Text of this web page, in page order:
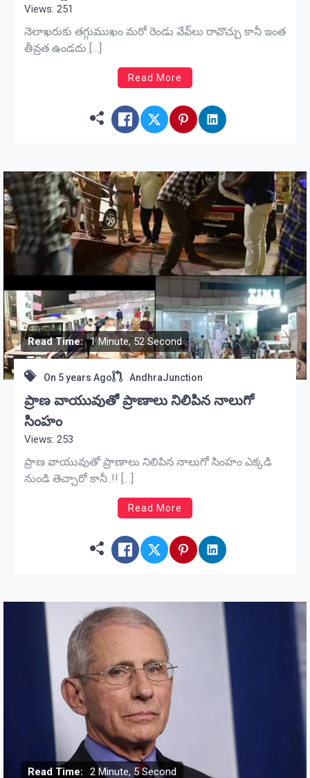
Views: 251
నెలాఖరుకు తగ్గుముఖం మరో రెండు వేవ్‌లు రావొచ్చు కానీ ఇంత
తీవ్రత ఉండదు […]
Read More
Read Time: 1 Minute, 52 Second
On 5 years Ago AndhraJunction
ప్రాణ వాయువుతో ప్రాణాలు నిలిపిన నాలుగో
సింహం
Views: 253
ప్రాణ వాయువుతో ప్రాణాలు నిలిపిన నాలుగో సింహం ఎక్కడి
నుండి తెచ్చారో కానీ..!! […]
Read More
Read Time: 2 Minute, 5 Second